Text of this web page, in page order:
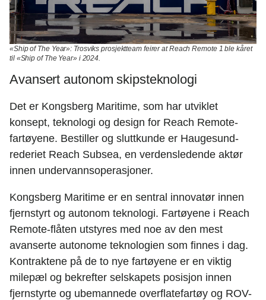
«Ship of The Year»: Trosviks prosjektteam feirer at Reach Remote 1 ble kåret
til «Ship of The Year» i 2024.
Avansert autonom skipsteknologi
Det er Kongsberg Maritime, som har utviklet
konsept, teknologi og design for Reach Remote-
fartøyene. Bestiller og sluttkunde er Haugesund-
rederiet Reach Subsea, en verdensledende aktør
innen undervannsoperasjoner.
Kongsberg Maritime er en sentral innovatør innen
fjernstyrt og autonom teknologi. Fartøyene i Reach
Remote-flåten utstyres med noe av den mest
avanserte autonome teknologien som finnes i dag.
Kontraktene på de to nye fartøyene er en viktig
milepæl og bekrefter selskapets posisjon innen
fjernstyrte og ubemannede overflatefartøy og ROV-